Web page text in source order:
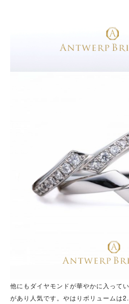
他にもダイヤモンドが華やかに入って
があり人気です。やはりボリュームは